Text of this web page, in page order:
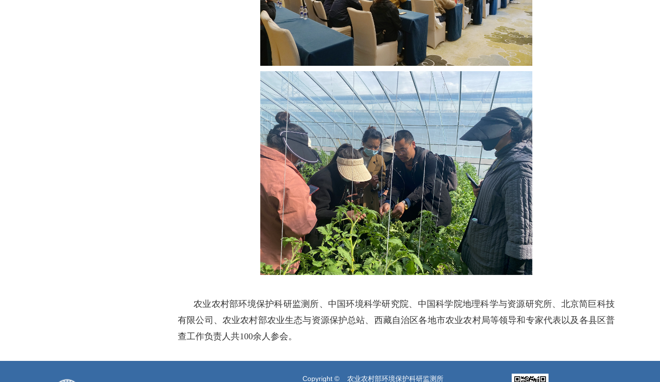
农业农村部环境保护科研监测所、中国环境科学研究院、中国科学院地理科学与资源研究所、北京简巨科技
有限公司、农业农村部农业生态与资源保护总站、西藏自治区各地市农业农村局等领导和专家代表以及各县区普
查工作负责人共100余人参会。
Copyright © 农业农村部环境保护科研监测所